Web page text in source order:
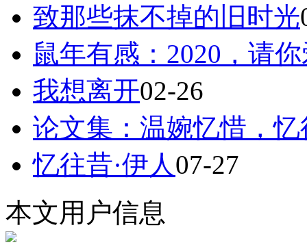
致那些抹不掉的旧时光
鼠年有感：2020，请
我想离开02-26
论文集：温婉忆惜，忆
忆往昔·伊人07-27
本文用户信息